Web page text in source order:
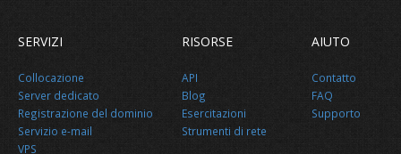
Riguardo a noi
SERVIZI
Collocazione
Server dedicato
Registrazione del dominio
Servizio e-mail
VPS
RISORSE
API
Blog
Esercitazioni
Strumenti di rete
AIUTO
Contatto
FAQ
Supporto